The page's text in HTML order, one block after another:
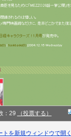
：29 （投票する）
トを新規ウィンドウで開く